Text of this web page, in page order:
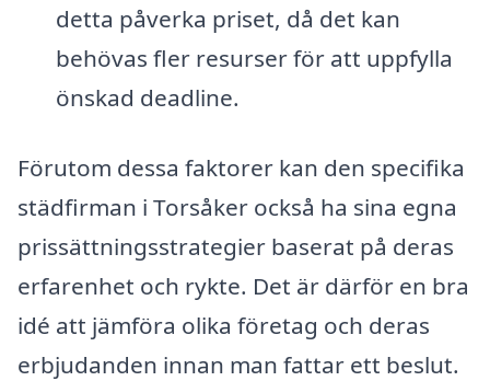
detta påverka priset, då det kan
behövas fler resurser för att uppfylla
önskad deadline.
Förutom dessa faktorer kan den specifika
städfirman i Torsåker också ha sina egna
prissättningsstrategier baserat på deras
erfarenhet och rykte. Det är därför en bra
idé att jämföra olika företag och deras
erbjudanden innan man fattar ett beslut.